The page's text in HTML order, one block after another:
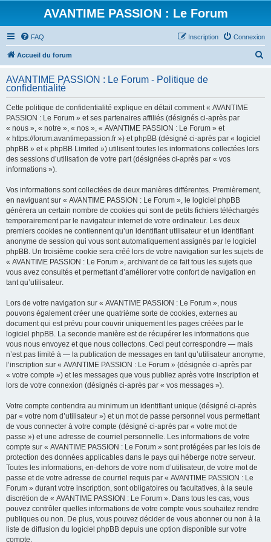
AVANTIME PASSION : Le Forum
FAQ Connexion
Inscription
Accueil du forum
h
AVANTIME PASSION : Le Forum - Politique de
confidentialité
Cette politique de confidentialité explique en détail comment « AVANTIME
PASSION : Le Forum » et ses partenaires affiliés (désignés ci-après par
« nous », « notre », « nos », « AVANTIME PASSION : Le Forum » et
« https://forum.avantimepassion.fr ») et phpBB (désigné ci-après par « logiciel
phpBB » et « phpBB Limited ») utilisent toutes les informations collectées lors
des sessions d’utilisation de votre part (désignées ci-après par « vos
informations »).
Vos informations sont collectées de deux manières différentes. Premièrement,
en naviguant sur « AVANTIME PASSION : Le Forum », le logiciel phpBB
génèrera un certain nombre de cookies qui sont de petits fichiers téléchargés
temporairement par le navigateur internet de votre ordinateur. Les deux
premiers cookies ne contiennent qu’un identifiant utilisateur et un identifiant
anonyme de session qui vous sont automatiquement assignés par le logiciel
phpBB. Un troisième cookie sera créé lors de votre navigation sur les sujets de
« AVANTIME PASSION : Le Forum », archivant de ce fait tous les sujets que
vous avez consultés et permettant d’améliorer votre confort de navigation en
tant qu’utilisateur.
Lors de votre navigation sur « AVANTIME PASSION : Le Forum », nous
pouvons également créer une quatrième sorte de cookies, externes au
document qui est prévu pour couvrir uniquement les pages créées par le
logiciel phpBB. La seconde manière est de récupérer les informations que
vous nous envoyez et que nous collectons. Ceci peut correspondre — mais
n’est pas limité à — la publication de messages en tant qu’utilisateur anonyme,
l’inscription sur « AVANTIME PASSION : Le Forum » (désignée ci-après par
« votre compte ») et les messages que vous publiez après votre inscription et
lors de votre connexion (désignés ci-après par « vos messages »).
Votre compte contiendra au minimum un identifiant unique (désigné ci-après
par « votre nom d’utilisateur ») et un mot de passe personnel vous permettant
de vous connecter à votre compte (désigné ci-après par « votre mot de
passe ») et une adresse de courriel personnelle. Les informations de votre
compte sur « AVANTIME PASSION : Le Forum » sont protégées par les lois de
protection des données applicables dans le pays qui héberge notre serveur.
Toutes les informations, en-dehors de votre nom d’utilisateur, de votre mot de
passe et de votre adresse de courriel requis par « AVANTIME PASSION : Le
Forum » durant votre inscription, sont obligatoires ou facultatives, à la seule
discrétion de « AVANTIME PASSION : Le Forum ». Dans tous les cas, vous
pouvez contrôler quelles informations de votre compte vous souhaitez rendre
publiques ou non. De plus, vous pouvez décider de vous abonner ou non à la
liste de diffusion du logiciel phpBB depuis une option disponible sur votre
compte.